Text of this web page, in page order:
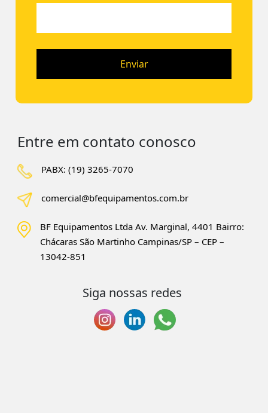
Entre em contato conosco
PABX: (19) 3265-7070
comercial@bfequipamentos.com.br
BF Equipamentos Ltda Av. Marginal, 4401 Bairro:
Chácaras São Martinho Campinas/SP – CEP –
13042-851
Siga nossas redes